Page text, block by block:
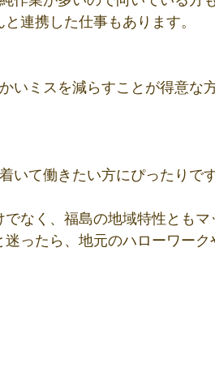
連携した仕事もあります。
いて働きたい方にぴったりです
なく、福島の地域特性ともマ
ったら、地元のハローワーク